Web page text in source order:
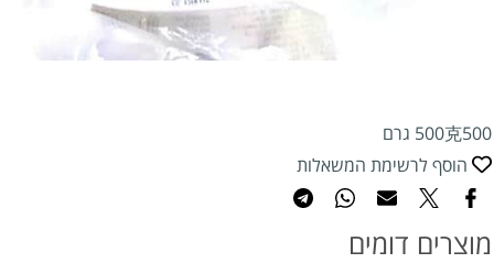
500克500 גרם
הוסף לרשימת המשאלות
מוצרים דומים